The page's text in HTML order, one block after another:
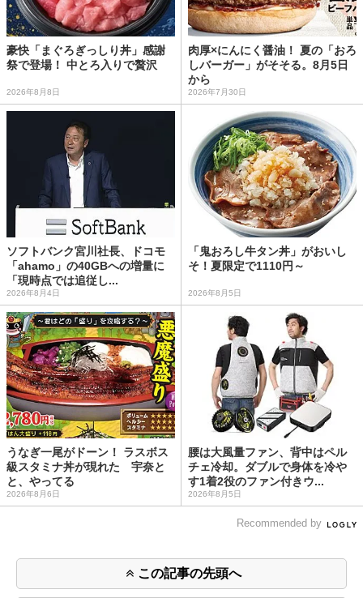
豪快「まぐろぎっしり丼」感謝
祭で登場！ 中とろ入りで贅沢
2026年8月8日
肉厚×にんにく醤油！ 夏の「おろ
しバーガー」がそそる。8月5日
から
2026年7月30日
ソフトバンク宮川社長、ドコモ
「ahamo」の40GBへの増量に
「現時点では追従し...
2026年8月4日
「鬼おろし牛タン丼」がおいし
そ！夏限定で1110円～
2026年8月5日
うなぎ一尾がドーン！ ラスボス
級スタミナ丼が現れた 宇奈と
と、やってる
2026年8月6日
腰は大風量ファン、背中はペル
チェ冷却。ダブルで身体を冷や
す1着2役のファン付きウ...
2026年8月5日
Recommended by
この記事の先頭へ